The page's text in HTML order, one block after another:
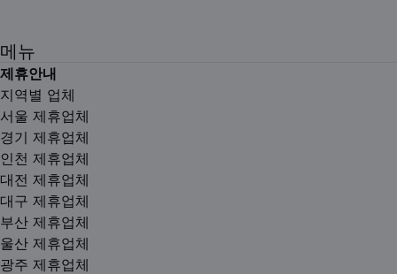
메뉴
제휴안내
지역별 업체
서울 제휴업체
경기 제휴업체
인천 제휴업체
대전 제휴업체
대구 제휴업체
부산 제휴업체
울산 제휴업체
광주 제휴업체